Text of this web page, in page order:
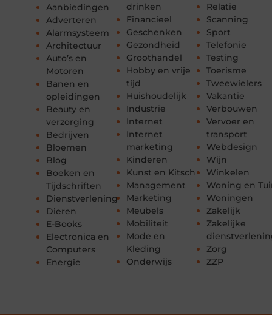
Aanbiedingen
Adverteren
Alarmsysteem
Architectuur
Auto’s en
Motoren
Banen en
opleidingen
Beauty en
verzorging
Bedrijven
Bloemen
Blog
Boeken en
Tijdschriften
Dienstverlening
Dieren
E-Books
Electronica en
Computers
Energie
drinken
Financieel
Geschenken
Gezondheid
Groothandel
Hobby en vrije
tijd
Huishoudelijk
Industrie
Internet
Internet
marketing
Kinderen
Kunst en Kitsch
Management
Marketing
Meubels
Mobiliteit
Mode en
Kleding
Onderwijs
Relatie
Scanning
Sport
Telefonie
Testing
Toerisme
Tweewielers
Vakantie
Verbouwen
Vervoer en
transport
Webdesign
Wijn
Winkelen
Woning en
Woningen
Zakelijk
Zakelijke
Zorg
ZZP